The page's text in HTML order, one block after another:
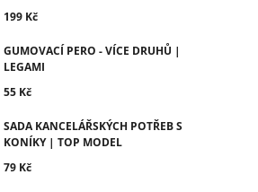
199 Kč
GUMOVACÍ PERO - VÍCE DRUHŮ |
LEGAMI
55 Kč
SADA KANCELÁŘSKÝCH POTŘEB S
KONÍKY | TOP MODEL
79 Kč